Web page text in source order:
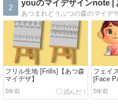
2
youのマイデザインnote |
フリル生地 [Frills]【あつ森
マイデザ】
5年前
フェイ
[Face
イデザ】
5年前